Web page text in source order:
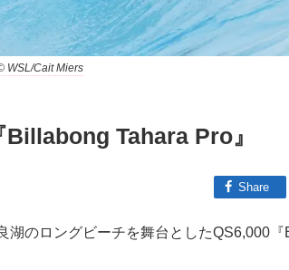
WSL/Cait Miers
Tahara Pro』
Share
湖のロングビーチを舞台としたQS6,000